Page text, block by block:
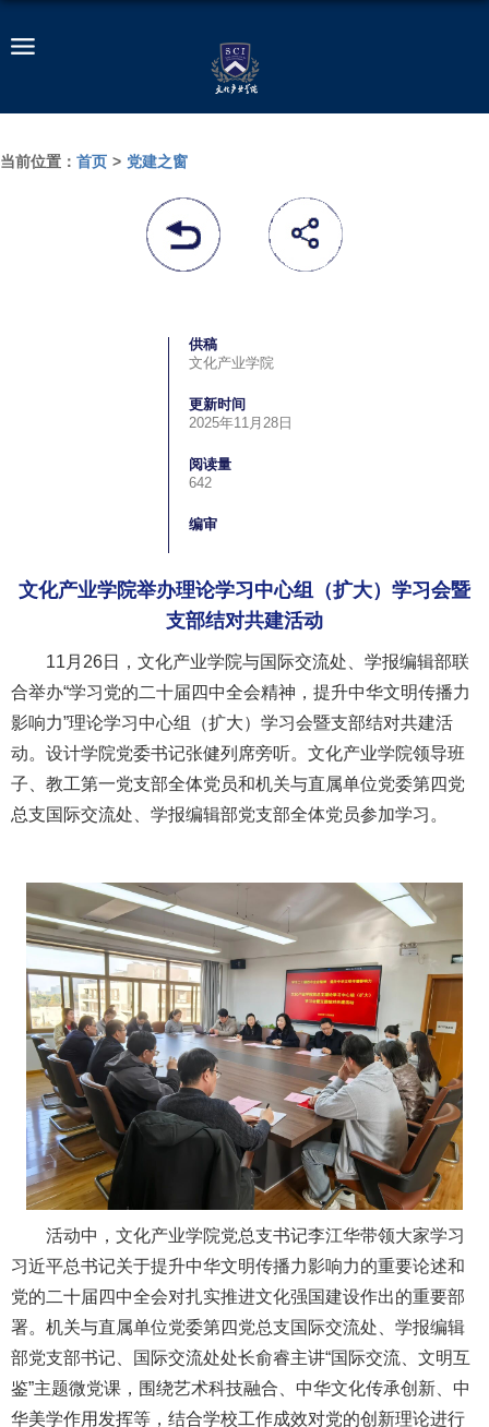
当前位置： 首页 > 党建之窗
供稿
文化产业学院
更新时间
2025年11月28日
阅读量
642
编审
文化产业学院举办理论学习中心组（扩大）学习会暨
支部结对共建活动
11月26日，文化产业学院与国际交流处、学报编辑部联
合举办“学习党的二十届四中全会精神，提升中华文明传播力
影响力”理论学习中心组（扩大）学习会暨支部结对共建活
动。设计学院党委书记张健列席旁听。文化产业学院领导班
子、教工第一党支部全体党员和机关与直属单位党委第四党
总支国际交流处、学报编辑部党支部全体党员参加学习。
活动中，文化产业学院党总支书记李江华带领大家学习
习近平总书记关于提升中华文明传播力影响力的重要论述和
党的二十届四中全会对扎实推进文化强国建设作出的重要部
署。机关与直属单位党委第四党总支国际交流处、学报编辑
部党支部书记、国际交流处处长俞睿主讲“国际交流、文明互
鉴”主题微党课，围绕艺术科技融合、中华文化传承创新、中
华美学作用发挥等，结合学校工作成效对党的创新理论进行